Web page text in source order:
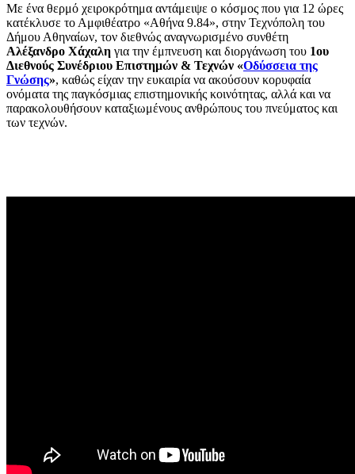
Με ένα θερμό χειροκρότημα αντάμειψε ο κόσμος που για 12 ώρες
κατέκλυσε το Αμφιθέατρο «Αθήνα 9.84», στην Τεχνόπολη του
Δήμου Αθηναίων, τον διεθνώς αναγνωρισμένο συνθέτη
Αλέξανδρο Χάχαλη για την έμπνευση και διοργάνωση του 1ου
Διεθνούς Συνέδριου Επιστημών & Τεχνών «Οδύσσεια της
Γνώσης», καθώς είχαν την ευκαιρία να ακούσουν κορυφαία
ονόματα της παγκόσμιας επιστημονικής κοινότητας, αλλά και να
παρακολουθήσουν καταξιωμένους ανθρώπους του πνεύματος και
των τεχνών.